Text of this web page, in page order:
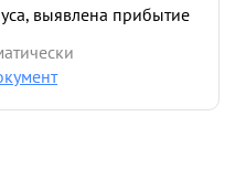
выявлена прибытие
отход
рубежам.
в плен 24 солдата,